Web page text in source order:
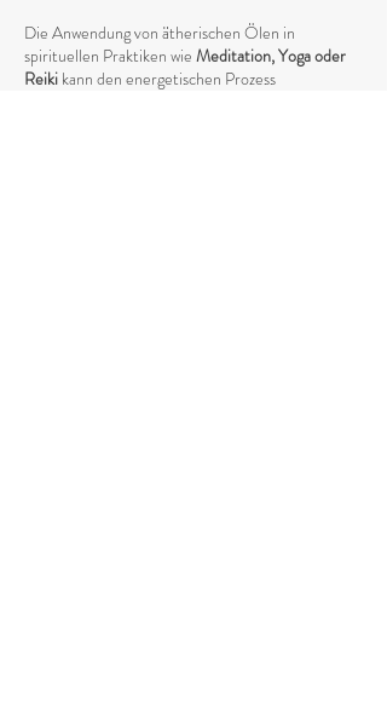
Die Anwendung von ätherischen Ölen in
spirituellen Praktiken wie Meditation, Yoga oder
Reiki kann den energetischen Prozess